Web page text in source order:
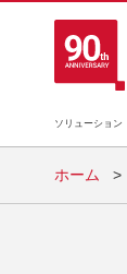
ソリューション
ホーム